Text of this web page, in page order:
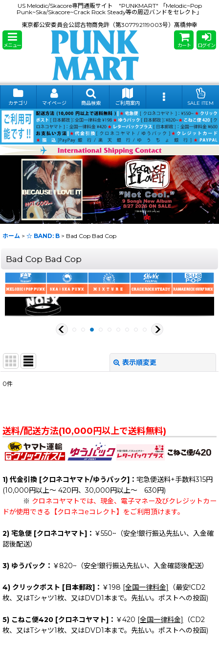
US Melodic/Skacore専門通販サイト "PUNKMART" 「Melodic~Pop
Punk~Ska/Skacore~Crack Rock Steady等の周辺バンドをセレクト」
東京都公安委員会公認古物商免許（第307792119003号）髙橋伸幸
メニュー カート ログイン
カテゴリ マイページ 商品検索 ご利用案内 SALE ITEM
ホーム > ☆ BAND: B > Bad Cop Bad Cop
Bad Cop Bad Cop
表示順変更
並び順:
絞り込む
0件
送料/配送方法(10,000円以上で送料無料)
1) 代金引換 [クロネコヤマト/ゆうパック]： 宅急便送料+手数料315円
(10,000円以上～ 420円、30,000円以上～ 630円)
※ クロネコヤマトでは、現金、電子マネー及びクレジットカー
ドが使用できる【クロネコeコレクト】をご利用頂けます。
2) 宅急便 [クロネコヤマト]： ￥550~（安全!銀行振込先払い、入金確
認後配送）
3) ゆうパック： ￥820~（安全!銀行振込先払い、入金確認後配送）
4) クリックポスト [日本郵政]： ￥198 [全国一律料金]
（最安!CD2
枚、又はTシャツ1枚、又はDVD1本まで。先払い。ポストへの投函)
5) こねこ便420 [クロネコヤマト]： ￥420 [全国一律料金]
（CD2
枚、又はTシャツ1枚、又はDVD1本まで。先払い。ポストへの投函)